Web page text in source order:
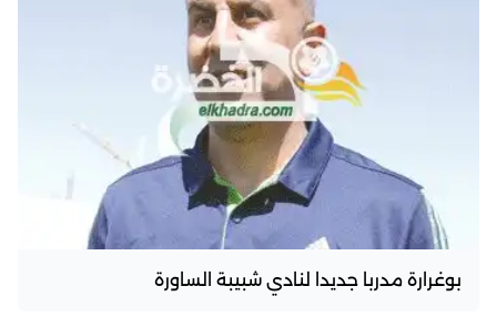
بوغرارة مدربا جديدا لنادي شبيبة الساورة